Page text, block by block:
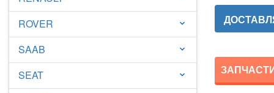
ROVER keyboard_arrow_down
SAAB keyboard_arrow_down
SEAT keyboard_arrow_down ЗАПЧАСТИ